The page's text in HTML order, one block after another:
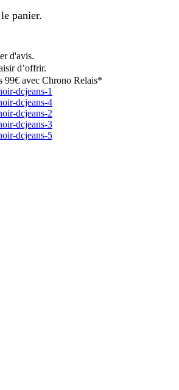
panier.
d'avis.
d’offrir.
99€ avec Chrono Relais*